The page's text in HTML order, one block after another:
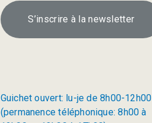
S’inscrire à la newsletter
Guichet ouvert: lu-je de 8h00-12h00
(permanence téléphonique: 8h00 à